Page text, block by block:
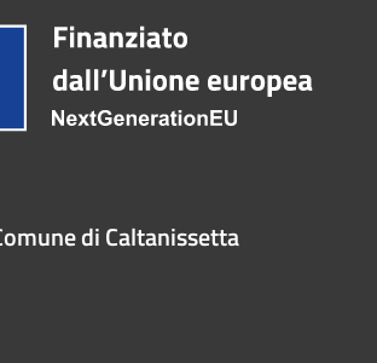
di Caltanissetta